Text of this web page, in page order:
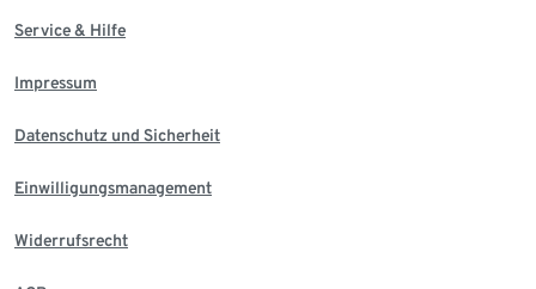
Service & Hilfe
Impressum
Datenschutz und Sicherheit
Einwilligungsmanagement
Widerrufsrecht